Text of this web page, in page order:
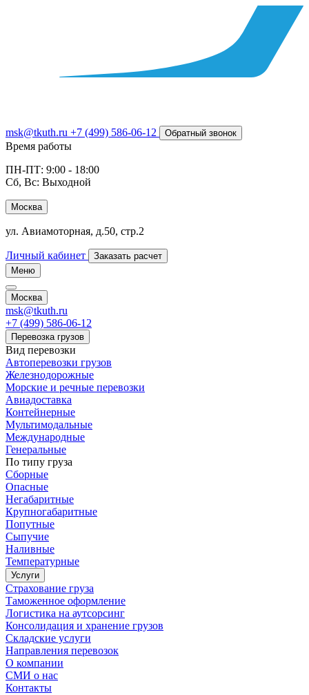
msk@tkuth.ru +7 (499) 586-06-12 Обратный звонок
Время работы
ПН-ПТ: 9:00 - 18:00
Сб, Вс: Выходной
Москва
ул. Авиамоторная, д.50, стр.2
Личный кабинет
Заказать расчет
Меню
Москва
msk@tkuth.ru
+7 (499) 586-06-12
Перевозка грузов
Вид перевозки
Автоперевозки грузов
Железнодорожные
Морские и речные перевозки
Авиадоставка
Контейнерные
Мультимодальные
Международные
Генеральные
По типу груза
Сборные
Опасные
Негабаритные
Крупногабаритные
Попутные
Сыпучие
Наливные
Температурные
Услуги
Страхование груза
Таможенное оформление
Логистика на аутсорсинг
Консолидация и хранение грузов
Складские услуги
Направления перевозок
О компании
СМИ о нас
Контакты